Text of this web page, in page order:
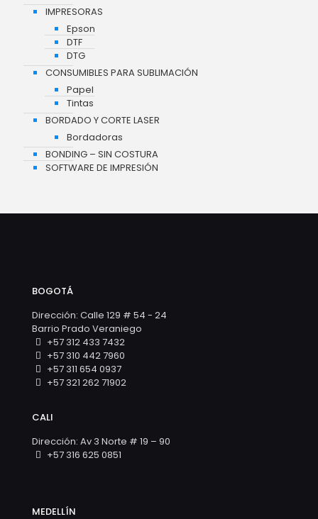
IMPRESORAS
Epson
DTF
DTG
CONSUMIBLES PARA SUBLIMACIÓN
Papel
Tintas
BORDADO Y CORTE LASER
Bordadoras
BONDING – SIN COSTURA
SOFTWARE DE IMPRESIÓN
BOGOTÁ
Dirección: Calle 129 # 54 - 24
Barrio Prado Veraniego
+57 312 433 7432
+57 310 442 7960
+57 311 654 0937
+57 321 262 71902
CALI
Dirección: Av 3 Norte # 19 – 90
+57 316 625 0851
MEDELLÍN